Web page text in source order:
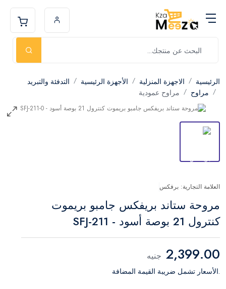
الرئيسية الاجهزة المنزلية الأجهزة الرئيسية
التدفئة والتبريد
مراوح
مراوح عمودية
العلامة التجارية: برفكس
مروحة ستاند بريفكس جامبو بريموت
كنترول 21 بوصة أسود - SFJ-211
2,399.00 جنيه
.الأسعار تشمل ضريبة القيمة المضافة